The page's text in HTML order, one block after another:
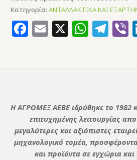
Κατηγορία: ΑΝΤΑΛΛΑΚΤΙΚΑ ΚΑΙ
Facebook
Email
X
Η ΑΓΡΟΜΕΞ ΑΕΒΕ ιδρύθηκε το 1982
επιτυχημένης λειτουργίας
μεγαλύτερες και αξιόπιστες
μηχανολογικό τομέα,
και προϊόντα σε εγχώρια και